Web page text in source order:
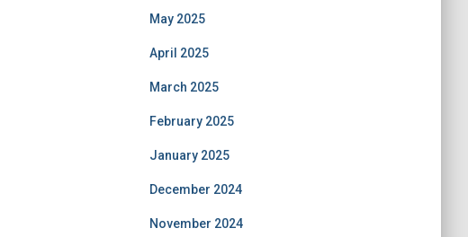
May 2025
April 2025
March 2025
February 2025
January 2025
December 2024
November 2024